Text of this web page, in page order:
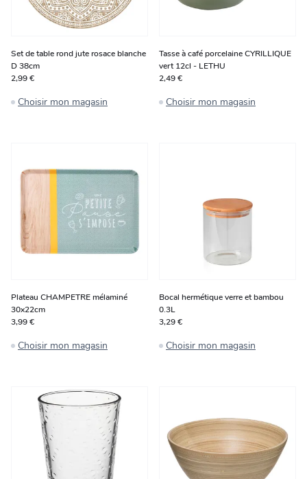
Set de table rond jute rosace blanche
D 38cm
2,99 €
Choisir mon magasin
Tasse à café porcelaine CYRILLIQUE
vert 12cl - LETHU
2,49 €
Choisir mon magasin
Plateau CHAMPETRE mélaminé
30x22cm
3,99 €
Choisir mon magasin
Bocal hermétique verre et bambou
0.3L
3,29 €
Choisir mon magasin